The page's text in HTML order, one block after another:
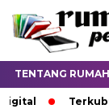
TENTANG
Terkubur